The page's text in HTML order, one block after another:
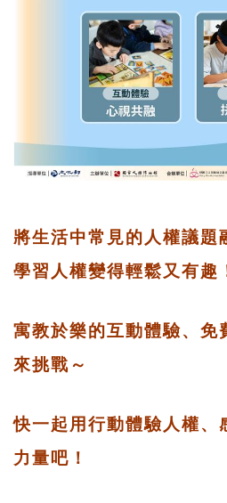
將生活中常見的人權議題
學習人權變得輕鬆又有趣
寓教於樂的互動體驗、免
來挑戰～
快一起用行動體驗人權、
力量吧！